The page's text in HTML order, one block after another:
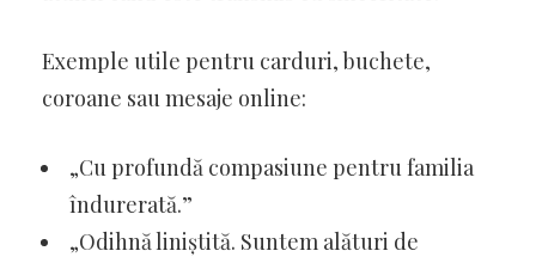
Exemple utile pentru carduri, buchete,
coroane sau mesaje online:
„Cu profundă compasiune pentru familia
îndurerată.”
„Odihnă liniștită. Suntem alături de